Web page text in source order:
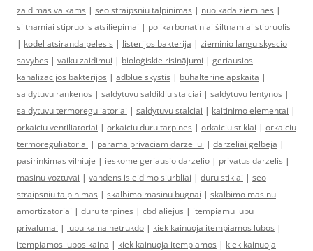
zaidimas vaikams | seo straipsniu talpinimas | nuo kada ziemines |
siltnamiai stipruolis atsiliepimai | polikarbonatiniai šiltnamiai stipruolis
| kodel atsiranda pelesis | listerijos bakterija | zieminio langu skyscio
savybes | vaiku zaidimui | bioloģiskie risinājumi | geriausios
kanalizacijos bakterijos | adblue skystis | buhalterine apskaita |
saldytuvu rankenos | saldytuvu saldikliu stalciai | saldytuvu lentynos |
saldytuvu termoreguliatoriai | saldytuvu stalciai | kaitinimo elementai |
orkaiciu ventiliatoriai | orkaiciu duru tarpines | orkaiciu stiklai | orkaiciu
termoreguliatoriai | parama privaciam darzeliui | darzeliai gelbeja |
pasirinkimas vilniuje | ieskome geriausio darzelio | privatus darzelis |
masinu voztuvai | vandens isleidimo siurbliai | duru stiklai | seo
straipsniu talpinimas | skalbimo masinu bugnai | skalbimo masinu
amortizatoriai | duru tarpines | cbd aliejus | itempiamu lubu
privalumai | lubu kaina netrukdo | kiek kainuoja itempiamos lubos |
itempiamos lubos kaina | kiek kainuoja itempiamos | kiek kainuoja